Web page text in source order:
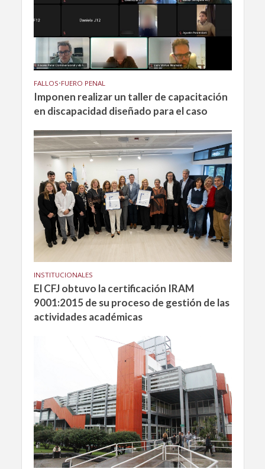
FALLOS•FUERO PENAL
Imponen realizar un taller de capacitación
en discapacidad diseñado para el caso
INSTITUCIONALES
El CFJ obtuvo la certificación IRAM
9001:2015 de su proceso de gestión de las
actividades académicas